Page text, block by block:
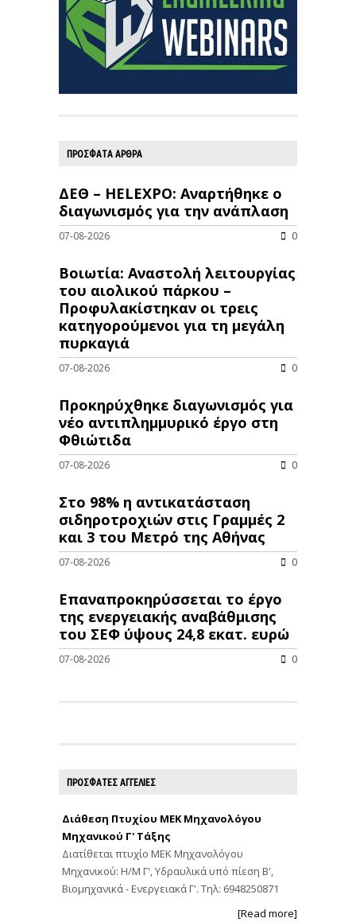
ΠΡΟΣΦΑΤΑ ΑΡΘΡΑ
ΔΕΘ – HELEXPO: Αναρτήθηκε ο
διαγωνισμός για την ανάπλαση
07-08-2026 0
Βοιωτία: Αναστολή λειτουργίας
του αιολικού πάρκου –
Προφυλακίστηκαν οι τρεις
κατηγορούμενοι για τη μεγάλη
πυρκαγιά
07-08-2026 0
Προκηρύχθηκε διαγωνισμός για
νέo αντιπλημμυρικό έργο στη
Φθιώτιδα
07-08-2026 0
Στο 98% η αντικατάσταση
σιδηροτροχιών στις Γραμμές 2
και 3 του Μετρό της Αθήνας
07-08-2026 0
Επαναπροκηρύσσεται το έργο
της ενεργειακής αναβάθμισης
του ΣΕΦ ύψους 24,8 εκατ. ευρώ
07-08-2026 0
ΠΡΟΣΦΑΤΕΣ ΑΓΓΕΛΙΕΣ
Διάθεση Πτυχίου ΜΕΚ Μηχανολόγου
Μηχανικού Γ' Τάξης
Διατίθεται πτυχίο ΜΕΚ Μηχανολόγου
Μηχανικού: Η/Μ Γ', Υδραυλικά υπό πίεση Β',
Βιομηχανικά - Ενεργειακά Γ'. Τηλ: 6948250871
[Read more]